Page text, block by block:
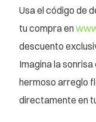
Usa el código de
tu compra en
descuento
Imagina la
hermoso arreglo
directamente en